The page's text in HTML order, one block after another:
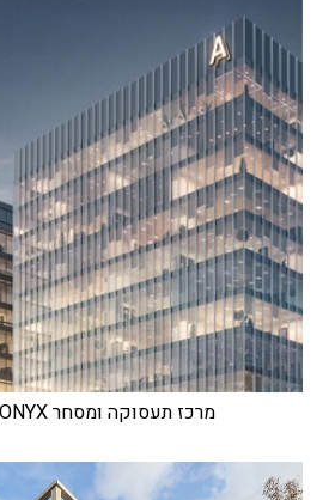
מרכז תעסוקה ומסחר ONYX, צומת סביון